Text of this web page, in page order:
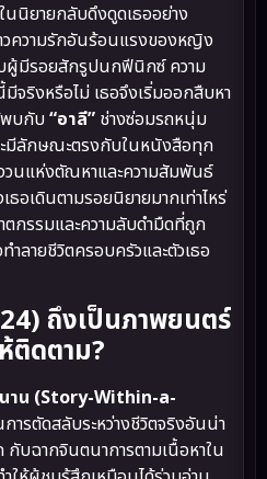
นิยายกลับดึงดูดเธออย่าง
วความรักอันร้อนแรงของหญิง
ผู้มีรอยสักรูปนกฟีนิกซ์ ความ
จริงหรือไม่ เธอจึงเริ่มออกสืบหา
พบกับ“อาลี” ช่างซ่อมรถหนุ่ม
มีลักษณะตรงกับในหนังสือทุก
วนแห่งตัณหาและความสัมพันธ์
อเดินตามรอยนิยายมากเท่าไหร่
ตกรรมและความลับดำมืดที่ถูก
ำลายชีวิตครอบครัวและตัวเธอ
ถึงเป็นภาพยนตร์
ติดตาม?
นาน (Story-Within-a-
ารตัดสลับระหว่างชีวิตจริงอันน่า
กับฉากจินตนาการตามเนื้อหาใน